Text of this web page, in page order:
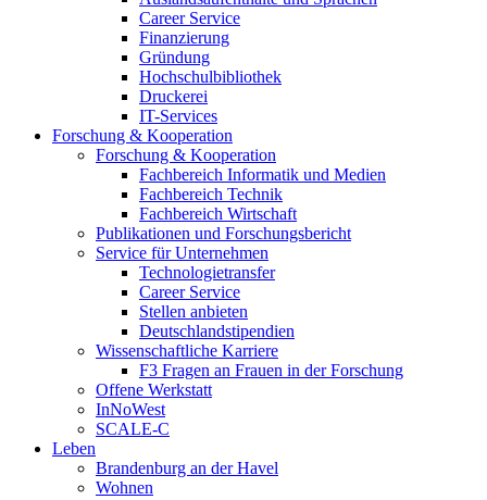
Career Service
Finanzierung
Gründung
Hochschulbibliothek
Druckerei
IT-Services
Forschung & Kooperation
Forschung & Kooperation
Fachbereich Informatik und Medien
Fachbereich Technik
Fachbereich Wirtschaft
Publikationen und Forschungsbericht
Service für Unternehmen
Technologietransfer
Career Service
Stellen anbieten
Deutschlandstipendien
Wissenschaftliche Karriere
F3 Fragen an Frauen in der Forschung
Offene Werkstatt
InNoWest
SCALE-C
Leben
Brandenburg an der Havel
Wohnen